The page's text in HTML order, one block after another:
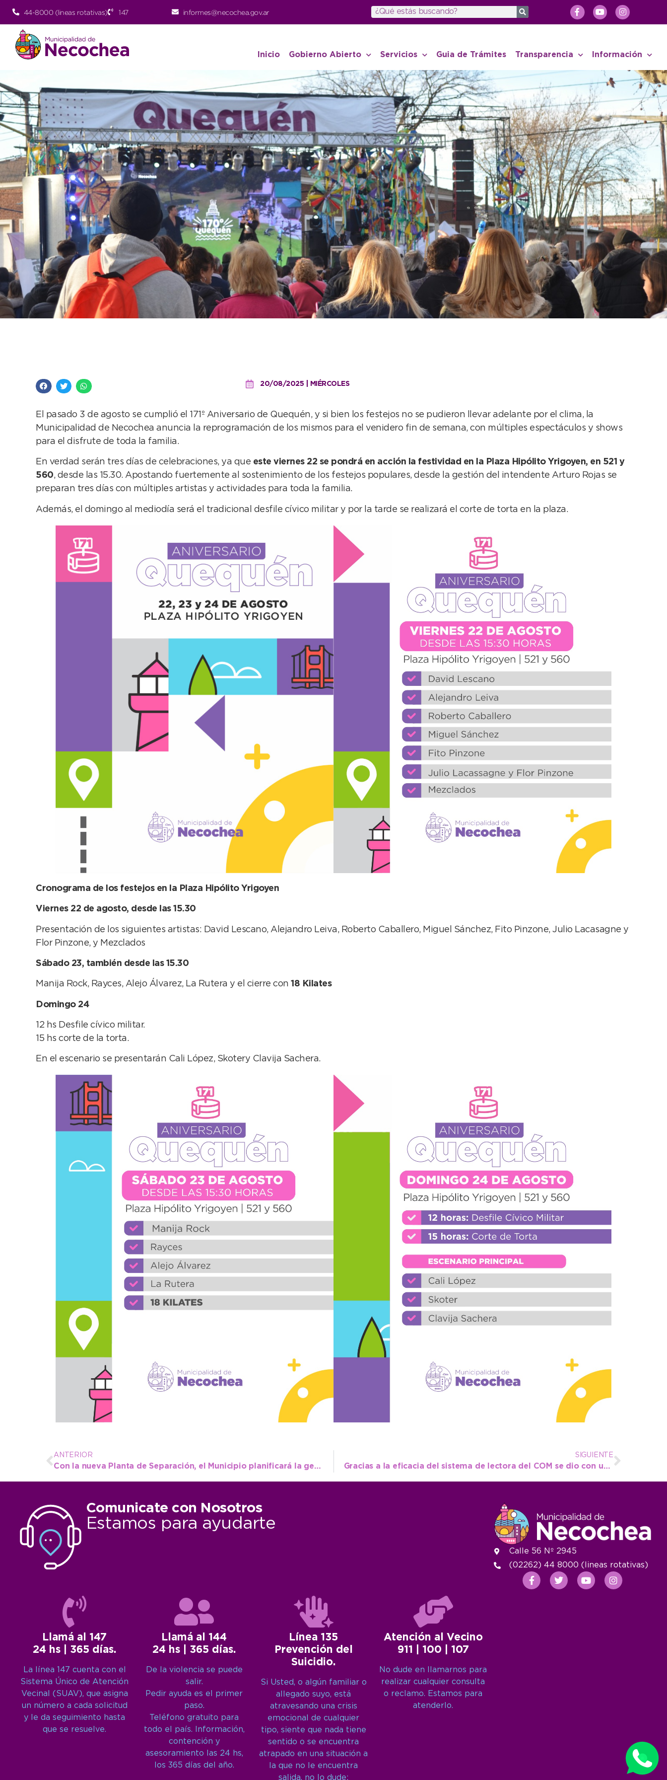
44-8000 (lineas rotativas) 147 informes@necochea.gov.ar
Inicio Gobierno Abierto Servicios Guia de Trámites Transparencia Información
20/08/2025 | MIÉRCOLES
El pasado 3 de agosto se cumplió el 171º Aniversario de Quequén, y si bien los festejos no se pudieron llevar adelante por el clima, la
Municipalidad de Necochea anuncia la reprogramación de los mismos para el venidero fin de semana, con múltiples espectáculos y shows
para el disfrute de toda la familia.
En verdad serán tres días de celebraciones, ya que este viernes 22 se pondrá en acción la festividad en la Plaza Hipólito Yrigoyen, en 521 y
560, desde las 15.30. Apostando fuertemente al sostenimiento de los festejos populares, desde la gestión del intendente Arturo Rojas se
preparan tres días con múltiples artistas y actividades para toda la familia.
Además, el domingo al mediodía será el tradicional desfile cívico militar y por la tarde se realizará el corte de torta en la plaza.
Cronograma de los festejos en la Plaza Hipólito Yrigoyen
Viernes 22 de agosto, desde las 15.30
Presentación de los siguientes artistas: David Lescano, Alejandro Leiva, Roberto Caballero, Miguel Sánchez, Fito Pinzone, Julio Lacasagne y
Flor Pinzone, y Mezclados
Sábado 23, también desde las 15.30
Manija Rock, Rayces, Alejo Álvarez, La Rutera y el cierre con 18 Kilates
Domingo 24
12 hs Desfile cívico militar.
15 hs corte de la torta.
En el escenario se presentarán Cali López, Skotery Clavija Sachera.
ANTERIOR
Con la nueva Planta de Separación, el Municipio planificará la gestión de los residuos de una manera integral
SIGUIENTE
Gracias a la eficacia del sistema de lectora del COM se dio con una camioneta con patente adulterada
Comunicate con Nosotros
Estamos para ayudarte
Llamá al 147
24 hs | 365 días.
La línea 147 cuenta con el
Sistema Único de Atención
Vecinal (SUAV), que asigna
un número a cada solicitud
y le da seguimiento hasta
que se resuelve.
Llamá al 144
24 hs | 365 días.
De la violencia se puede
salir.
Pedir ayuda es el primer
paso.
Teléfono gratuito para
todo el país. Información,
contención y
asesoramiento las 24 hs,
los 365 días del año.
Línea 135
Prevención del
Suicidio.
Si Usted, o algún familiar o
allegado suyo, está
atravesando una crisis
emocional de cualquier
tipo, siente que nada tiene
sentido o se encuentra
atrapado en una situación a
la que no le encuentra
salida, no lo dude:
Atención al Vecino
911 | 100 | 107
No dude en llamarnos para
realizar cualquier consulta
o reclamo. Estamos para
atenderlo.
Calle 56 Nº 2945
(02262) 44 8000 (lineas rotativas)